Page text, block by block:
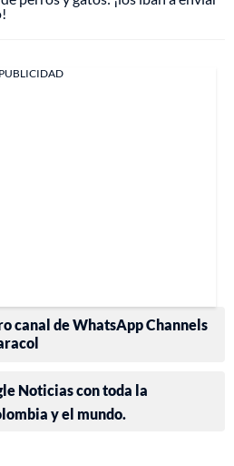
PUBLICIDAD
canal de WhatsApp Channels
Noticias con toda la
y el mundo.